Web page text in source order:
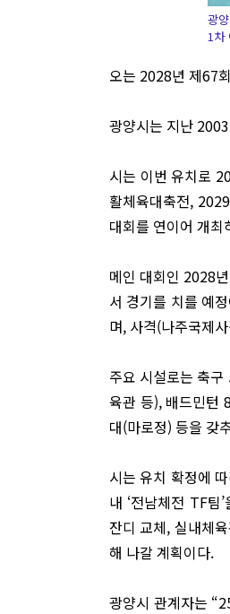
광
1차
오는 2028년 제67
광양시는 지난
시는 이번 유치로
활체육대축전,
대회를 연이어 개최
메인 대회인 2028
서 경기를 치를 예
며, 사격(나주국제
주요 시설로는 축
육관 등), 배드민턴
대(마로정) 등을 갖
시는 유치 확정에
내 ‘전남체전 TF팀
잔디 교체, 실내체
해 나갈 계획이다.
광양시 관계자는